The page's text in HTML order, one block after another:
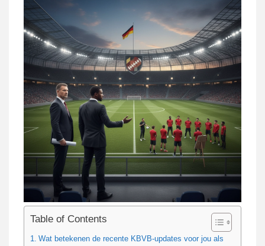
Table of Contents
Wat betekenen de recente KBVB-updates voor jou als